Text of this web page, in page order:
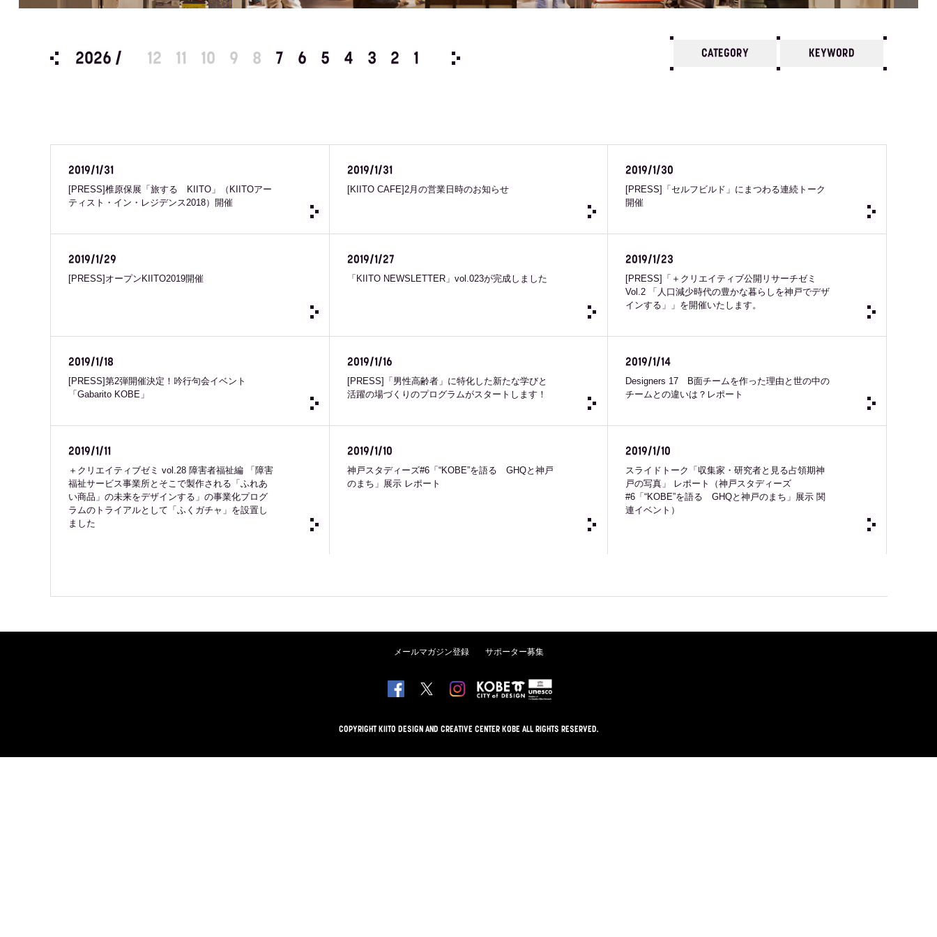
2026 / 12 11 10 9 8 7 6 5 4 3 2 1 2025 / 4 3 2 2024 /
CATEGORY KEYWORD
2019/1/31
[PRESS]椎原保展「旅する KIITO」（KIITOアー
ティスト・イン・レジデンス2018）開催
2019/1/31
[KIITO CAFE]2月の営業日時のお知らせ
2019/1/30
[PRESS]「セルフビルド」にまつわる連続トーク
開催
2019/1/29
[PRESS]オープンKIITO2019開催
2019/1/27
「KIITO NEWSLETTER」vol.023が完成しました
2019/1/23
[PRESS]「＋クリエイティブ公開リサーチゼミ
Vol.2 「人口減少時代の豊かな暮らしを神戸でデザ
インする」」を開催いたします。
2019/1/18
[PRESS]第2弾開催決定！吟行句会イベント
「Gabarito KOBE」
2019/1/16
[PRESS]「男性高齢者」に特化した新たな学びと
活躍の場づくりのプログラムがスタートします！
2019/1/14
Designers 17 B面チームを作った理由と世の中の
チームとの違いは？レポート
2019/1/11
＋クリエイティブゼミ vol.28 障害者福祉編 「障害
福祉サービス事業所とそこで製作される「ふれあ
い商品」の未来をデザインする」の事業化プログ
ラムのトライアルとして「ふくガチャ」を設置し
ました
2019/1/10
神戸スタディーズ#6「“KOBE”を語る GHQと神戸
のまち」展示 レポート
2019/1/10
スライドトーク「収集家・研究者と見る占領期神
戸の写真」 レポート（神戸スタディーズ
#6「“KOBE”を語る GHQと神戸のまち」展示 関
連イベント）
メールマガジン登録 サポーター募集
COPYRIGHT KIITO DESIGN AND CREATIVE CENTER KOBE ALL RIGHTS RESERVED.